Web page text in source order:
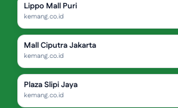
Lippo Mall Puri
kemang.co.id
Mall Ciputra Jakarta
kemang.co.id
Plaza Slipi Jaya
kemang.co.id